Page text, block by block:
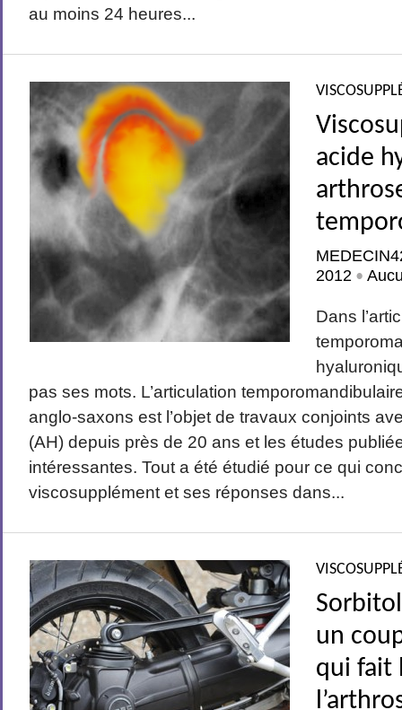
au moins 24 heures...
acide
2012 •
Dans
pas ses mots. L’articulation
anglo-saxons est l’objet de travaux conjoints
(AH) depuis près de 20 ans et les études
intéressantes. Tout a été étudié pour ce qui
viscosupplément et ses réponses dans...
un
qui fait